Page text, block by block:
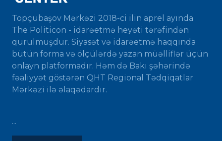
Topçubaşov Mərkəzi 2018-ci ilin aprel ayında
The Politicon - idarəetmə heyəti tərəfindən
qurulmuşdur. Siyasət və idarəetmə haqqında
bütün forma və ölçülərdə yazan müəlliflər üçün
onlayn platformadır. Həm də Bakı şəhərində
fəaliyyət göstərən QHT Regional Tədqiqatlar
Mərkəzi ilə əlaqədardır.
...